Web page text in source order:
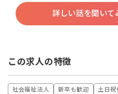
詳しい話を聞いて
この求人の特徴
社会福祉法人 新卒も歓迎
土日祝